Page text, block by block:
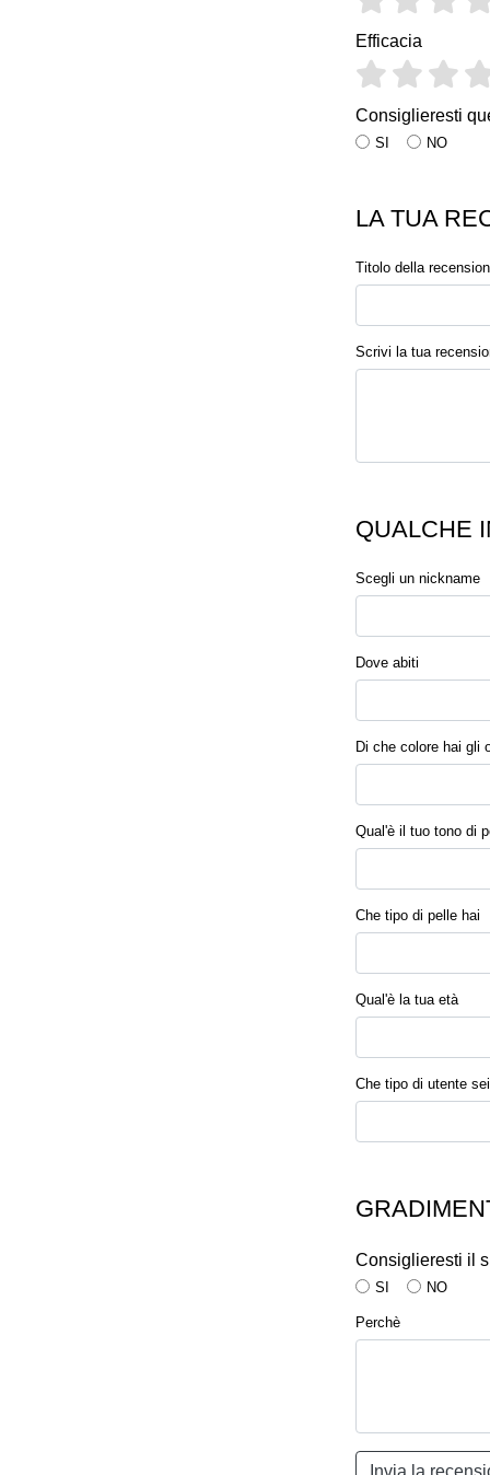
Efficacia
Consiglieresti
SI NO
LA TUA
Titolo della
Scrivi la tua
QUALCHE
Scegli un nickname
Dove abiti
Di che colore hai gli
Qual'è il tuo tono di
Che tipo di pelle hai
Qual'è la tua età
Che tipo di utente sei
Consiglieresti il
SI NO
Perchè